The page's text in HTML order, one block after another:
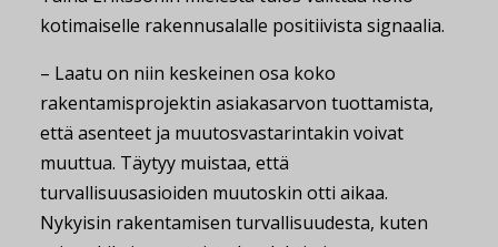
kotimaiselle rakennusalalle positiivista signaalia.
– Laatu on niin keskeinen osa koko
rakentamisprojektin asiakasarvon tuottamista,
että asenteet ja muutosvastarintakin voivat
muuttua. Täytyy muistaa, että
turvallisuusasioiden muutoskin otti aikaa.
Nykyisin rakentamisen turvallisuudesta, kuten